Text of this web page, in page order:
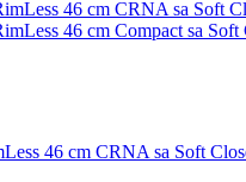
46 cm CRNA sa Soft